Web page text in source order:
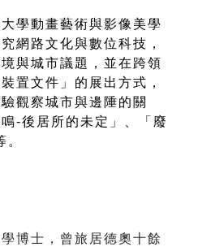
學動畫藝術與影像美學
網路文化與數位科技，
與城市議題，並在跨領
置文件」的展出方式，
觀察城市與邊陲的關
-後居所的未定」、「廢
博士，曾旅居德奧十餘